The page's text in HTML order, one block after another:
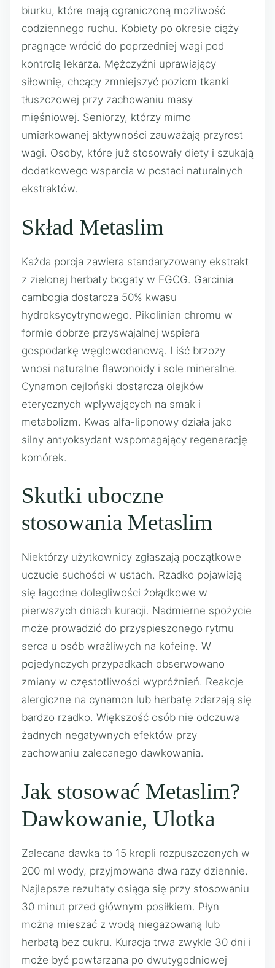
biurku, które mają ograniczoną możliwość
codziennego ruchu. Kobiety po okresie ciąży
pragnące wrócić do poprzedniej wagi pod
kontrolą lekarza. Mężczyźni uprawiający
siłownię, chcący zmniejszyć poziom tkanki
tłuszczowej przy zachowaniu masy
mięśniowej. Seniorzy, którzy mimo
umiarkowanej aktywności zauważają przyrost
wagi. Osoby, które już stosowały diety i szukają
dodatkowego wsparcia w postaci naturalnych
ekstraktów.
Skład Metaslim
Każda porcja zawiera standaryzowany ekstrakt
z zielonej herbaty bogaty w EGCG. Garcinia
cambogia dostarcza 50% kwasu
hydroksycytrynowego. Pikolinian chromu w
formie dobrze przyswajalnej wspiera
gospodarkę węglowodanową. Liść brzozy
wnosi naturalne flawonoidy i sole mineralne.
Cynamon cejloński dostarcza olejków
eterycznych wpływających na smak i
metabolizm. Kwas alfa-liponowy działa jako
silny antyoksydant wspomagający regenerację
komórek.
Skutki uboczne
stosowania Metaslim
Niektórzy użytkownicy zgłaszają początkowe
uczucie suchości w ustach. Rzadko pojawiają
się łagodne dolegliwości żołądkowe w
pierwszych dniach kuracji. Nadmierne spożycie
może prowadzić do przyspieszonego rytmu
serca u osób wrażliwych na kofeinę. W
pojedynczych przypadkach obserwowano
zmiany w częstotliwości wypróżnień. Reakcje
alergiczne na cynamon lub herbatę zdarzają się
bardzo rzadko. Większość osób nie odczuwa
żadnych negatywnych efektów przy
zachowaniu zalecanego dawkowania.
Jak stosować Metaslim?
Dawkowanie, Ulotka
Zalecana dawka to 15 kropli rozpuszczonych w
200 ml wody, przyjmowana dwa razy dziennie.
Najlepsze rezultaty osiąga się przy stosowaniu
30 minut przed głównym posiłkiem. Płyn
można mieszać z wodą niegazowaną lub
herbatą bez cukru. Kuracja trwa zwykle 30 dni i
może być powtarzana po dwutygodniowej